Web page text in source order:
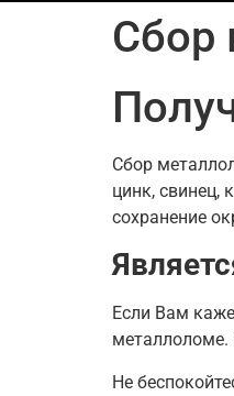
Сбор
Сбор
цинк, свинец,
сохранение
Если Вам
металлоломе.
Не